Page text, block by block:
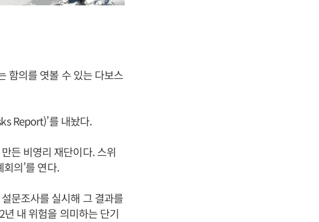
함의를 엿볼 수 있는 다보스
Report)’를 내놨다.
든 비영리 재단이다. 스위
의’를 연다.
문조사를 실시해 그 결과를
내 위험을 의미하는 단기